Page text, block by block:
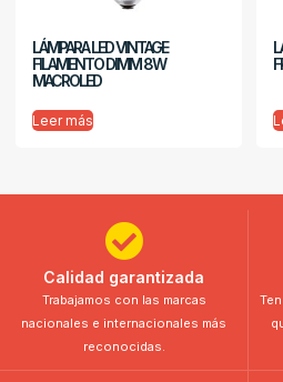
LÁMPARA LED VINTAGE
FILAMENTO DIMM 8W
MACROLED
Leer más
Calidad garantizada
Trabajamos con las marcas
nacionales e internacionales más
reconocidas.